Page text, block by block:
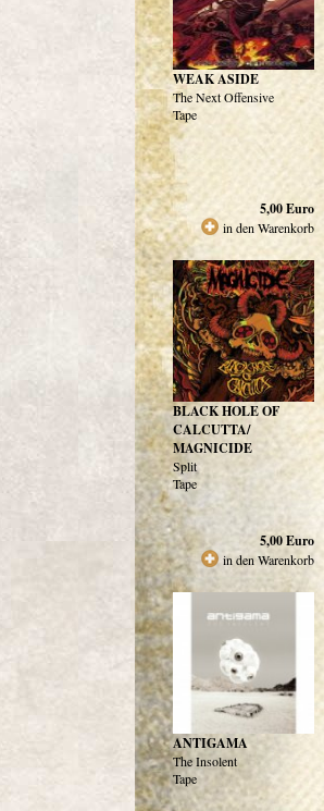
WEAK ASIDE
The Next Offensive
Tape
5,00Euro
in den Warenkorb
BLACK HOLE OF
CALCUTTA/
MAGNICIDE
Split
Tape
5,00Euro
in den Warenkorb
ANTIGAMA
The Insolent
Tape